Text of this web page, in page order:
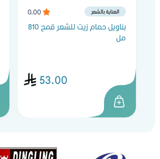
العناية بالشعر
بناويل حمام زيت للشعر قمح 810
مل
53.00